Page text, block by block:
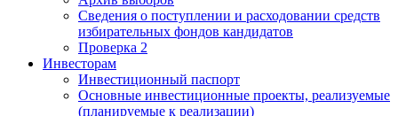
Сведения о поступлении и расходовании средств
избирательных фондов кандидатов
Проверка 2
Инвесторам
Инвестиционный паспорт
Основные инвестиционные проекты, реализуемые
(планируемые к реализации)